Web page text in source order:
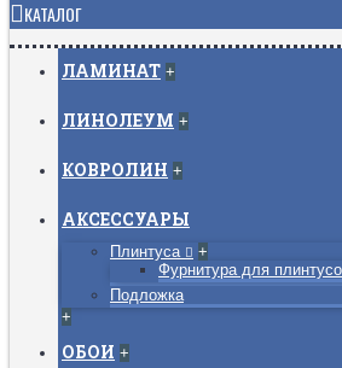
КАТАЛОГ
ЛАМИНАТ +
ЛИНОЛЕУМ +
КОВРОЛИН +
АКСЕССУАРЫ
Плинтуса
+
Фурнитура для
Подложка
+
ОБОИ +